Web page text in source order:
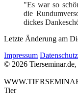
"Es war so
die
dickes
Letzte Änderung am
Impressum Datenschutz
© 2026 Tierseminar.de,
Tier